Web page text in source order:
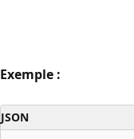
Exemple :
JSON